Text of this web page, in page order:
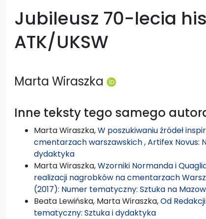
Jubileusz 70-lecia
ATK/UKSW
Marta Wiraszka
Inne teksty tego samego
Marta Wiraszka,W poszukiwaniu źródeł
cmentarzach warszawskich,Artifex Novus:
dydaktyka
Marta Wiraszka,Wzorniki Normanda i
realizacji nagrobków na cmentarzach
(2017): Numer tematyczny: Sztuka na
Beata Lewińska, Marta Wiraszka,Od Redakcji
tematyczny: Sztuka i dydaktyka